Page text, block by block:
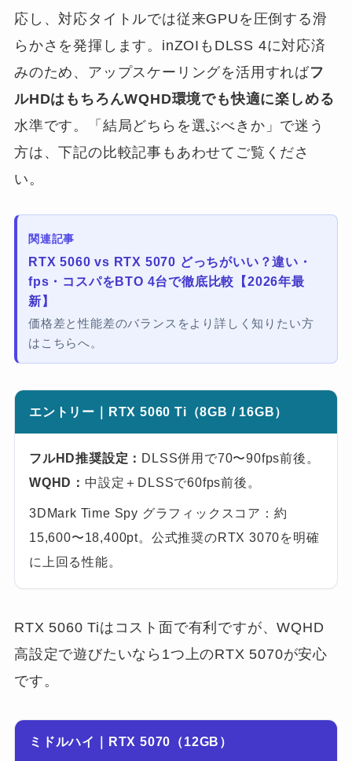
応し、対応タイトルでは従来GPUを圧倒する滑
らかさを発揮します。inZOIもDLSS 4に対応済
みのため、アップスケーリングを活用すればフ
ルHDはもちろんWQHD環境でも快適に楽しめる
水準です。「結局どちらを選ぶべきか」で迷う
方は、下記の比較記事もあわせてご覧くださ
い。
関連記事
RTX 5060 vs RTX 5070 どっちがいい？違い・
fps・コスパをBTO 4台で徹底比較【2026年最
新】
価格差と性能差のバランスをより詳しく知りたい方
はこちらへ。
エントリー｜RTX 5060 Ti（8GB / 16GB）
フルHD推奨設定： DLSS併用で70〜90fps前後。
WQHD： 中設定＋DLSSで60fps前後。
3DMark Time Spy グラフィックスコア：約
15,600〜18,400pt。公式推奨のRTX 3070を明確
に上回る性能。
RTX 5060 Tiはコスト面で有利ですが、WQHD
高設定で遊びたいなら1つ上のRTX 5070が安心
です。
ミドルハイ｜RTX 5070（12GB）